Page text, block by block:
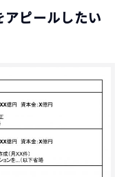
ピールしたい